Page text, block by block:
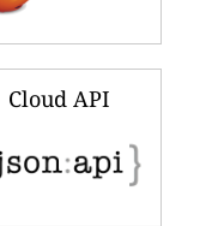
Cloud API